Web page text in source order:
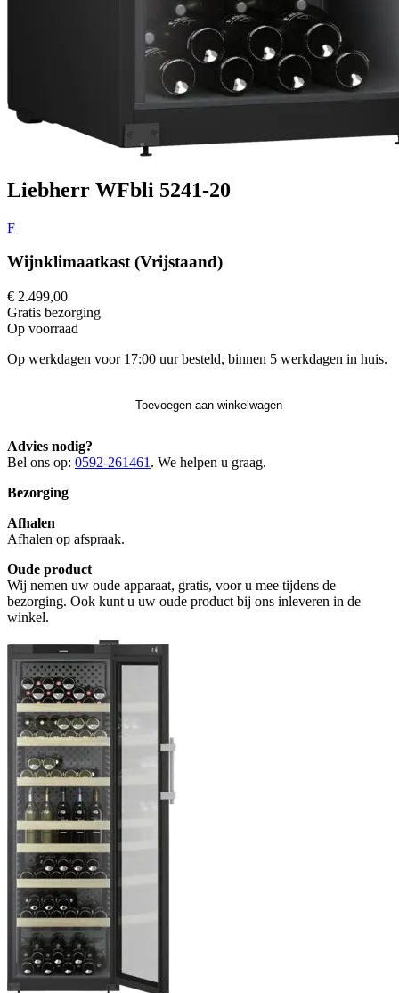
Liebherr WFbli 5241-20
F
Wijnklimaatkast (Vrijstaand)
€ 2.499,00
Gratis bezorging
Op voorraad
Op werkdagen voor 17:00 uur besteld, binnen 5 werkdagen in huis.
Toevoegen aan winkelwagen
Advies nodig?
Bel ons op: 0592-261461 . We helpen u graag.
Bezorging
Afhalen
Afhalen op afspraak.
Oude product
Wij nemen uw oude apparaat, gratis, voor u mee tijdens de
bezorging. Ook kunt u uw oude product bij ons inleveren in de
winkel.